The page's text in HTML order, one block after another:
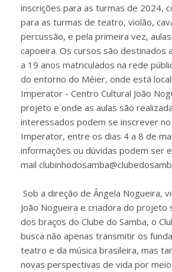
inscrições para as turmas de 2024,
para as turmas de teatro, violão,
percussão, e pela primeira vez,
capoeira. Os cursos são destinados
a 19 anos matriculados na rede
do entorno do Méier, onde está
Imperator - Centro Cultural João
projeto e onde as aulas são
interessados podem se inscrever no
Imperator, entre os dias 4 a 8 de
informações ou dúvidas podem ser
mail
Sob a direção de Ângela Nogueira,
João Nogueira e criadora do projeto
dos braços do Clube do Samba, o
busca não apenas transmitir os
teatro e da música brasileira, mas
novas perspectivas de vida por